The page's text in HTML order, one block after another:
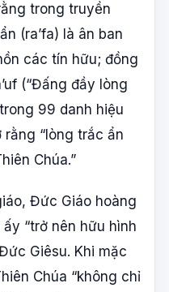
trong truyền
(ra’fa) là ân ban
các tín hữu; đồng
(“Đấng đầy lòng
99 danh hiệu
rằng “lòng trắc ẩn
Chúa.”
Đức Giáo hoàng
“trở nên hữu hình
Giêsu. Khi mặc
Chúa “không chỉ